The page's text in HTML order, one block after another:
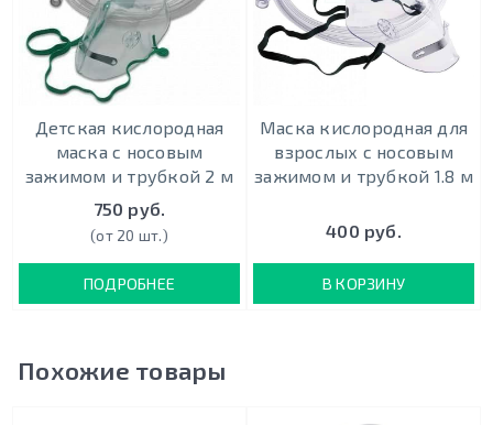
Детская кислородная
маска с носовым
зажимом и трубкой 2 м
750 руб.
(от 20 шт.)
ПОДРОБНЕЕ
Маска кислородная для
взрослых с носовым
зажимом и трубкой 1.8 м
400 руб.
В КОРЗИНУ
Похожие товары